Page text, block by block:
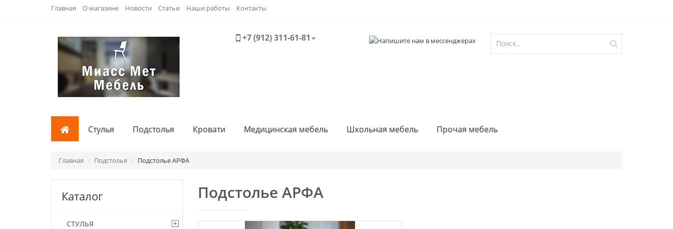
Главная О магазине Новости Статьи Наши работы Контакты
+7 (912) 311-61-81
Стулья Подстолья Кровати Медицинская мебель Школьная мебель Прочая мебель
Главная Подстолья Подстолье АРФА
Каталог
СТУЛЬЯ +
Подстолье АРФА